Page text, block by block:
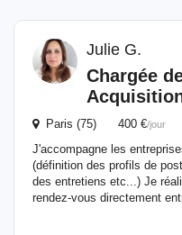
Julie G.
Chargée
Paris (75) 400 €/jour
J'accompagne les
(définition des profils de
des entretiens etc...) Je
rendez-vous directement